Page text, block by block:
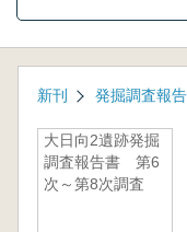
新刊 発掘調査報
大日向2遺跡発掘
調査報告書 第6
次～第8次調査